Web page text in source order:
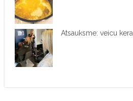
Atsauksme: veicu